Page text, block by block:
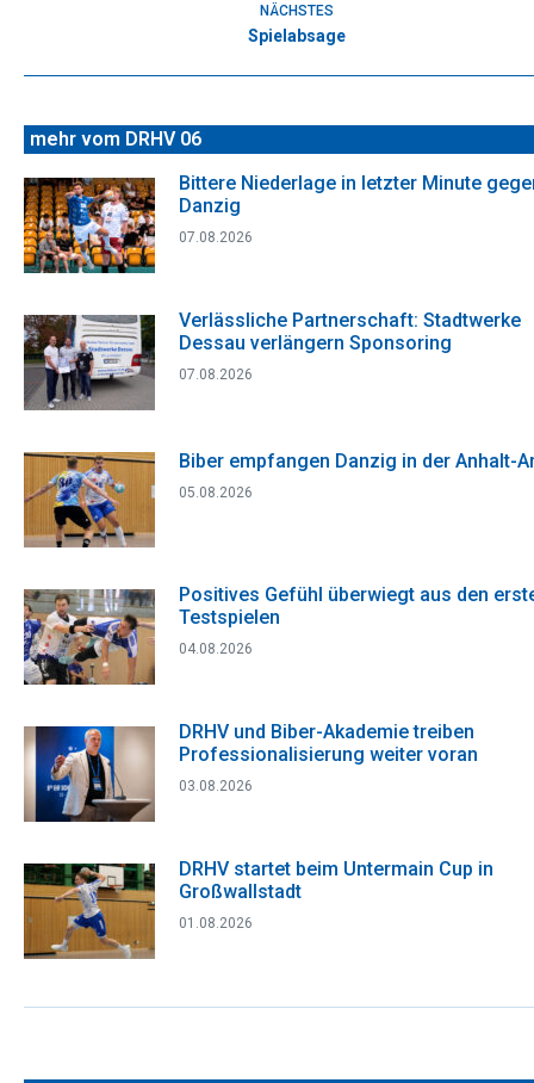
NÄCHSTES
Nächster
Spielabsage
mehr vom DRHV 06
Bittere Niederlage in letzter Minute
Danzig
07.08.2026
Verlässliche Partnerschaft: Stadtwerke
Dessau verlängern Sponsoring
07.08.2026
Biber empfangen Danzig in der Anhalt-
05.08.2026
Positives Gefühl überwiegt aus den
Testspielen
04.08.2026
DRHV und Biber-Akademie treiben
Professionalisierung weiter voran
03.08.2026
DRHV startet beim Untermain Cup in
Großwallstadt
01.08.2026